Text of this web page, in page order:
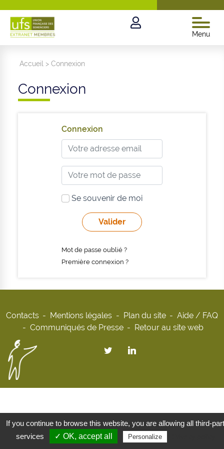
Menu
Accueil >Connexion
Connexion
Connexion
Se souvenir de moi
Mot de passe oublié ?
Première connexion ?
Contacts Mentions légales Plan du site
Aide / FAQ
Communiqués de Presse
Retour au site web
If you continue to browse this website, you are allowing all third-
services
✓ OK, accept all Personalize